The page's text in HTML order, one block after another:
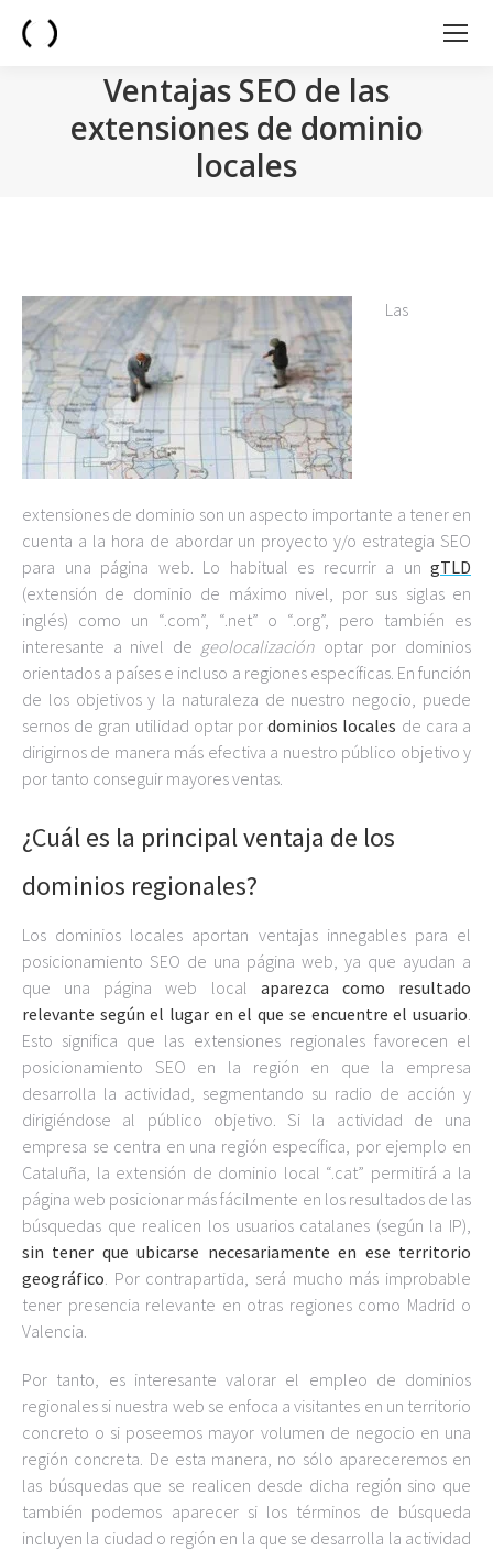
Ventajas SEO de las
extensiones de dominio
locales
Las
extensiones de dominio son un aspecto importante a tener en
cuenta a la hora de abordar un proyecto y/o estrategia SEO
para una página web. Lo habitual es recurrir a un gTLD
(extensión de dominio de máximo nivel, por sus siglas en
inglés) como un “.com”, “.net” o “.org”, pero también es
interesante a nivel de geolocalización optar por dominios
orientados a países e incluso a regiones específicas. En función
de los objetivos y la naturaleza de nuestro negocio, puede
sernos de gran utilidad optar pordominios locales de cara a
dirigirnos de manera más efectiva a nuestro público objetivo y
por tanto conseguir mayores ventas.
¿Cuál es la principal ventaja de los
dominios regionales?
Los dominios locales aportan ventajas innegables para el
posicionamiento SEO de una página web, ya que ayudan a
que una página web local aparezca como resultado
relevante según el lugar en el que se encuentre el usuario.
Esto significa que las extensiones regionales favorecen el
posicionamiento SEO en la región en que la empresa
desarrolla la actividad, segmentando su radio de acción y
dirigiéndose al público objetivo. Si la actividad de una
empresa se centra en una región específica, por ejemplo en
Cataluña, la extensión de dominio local “.cat” permitirá a la
página web posicionar más fácilmente en los resultados de las
búsquedas que realicen los usuarios catalanes (según la IP),
sin tener que ubicarse necesariamente en ese territorio
geográfico. Por contrapartida, será mucho más improbable
tener presencia relevante en otras regiones como Madrid o
Valencia.
Por tanto, es interesante valorar el empleo de dominios
regionales si nuestra web se enfoca a visitantes en un territorio
concreto o si poseemos mayor volumen de negocio en una
región concreta. De esta manera, no sólo apareceremos en
las búsquedas que se realicen desde dicha región sino que
también podemos aparecer si los términos de búsqueda
incluyen la ciudad o región en la que se desarrolla la actividad